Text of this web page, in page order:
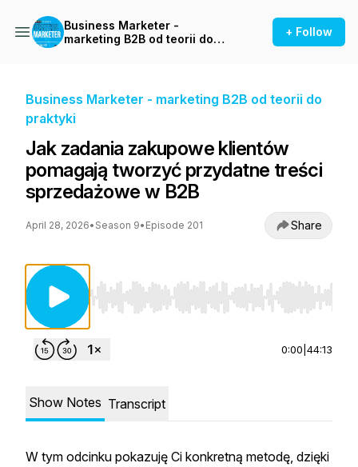
Business Marketer -
marketing B2B od teorii do
+ Follow
Business Marketer - marketing B2B od teorii do
praktyki
Jak zadania zakupowe klientów
pomagają tworzyć przydatne treści
sprzedażowe w B2B
April 28, 2026• Season 9• Episode 201 Share
Use Left/Right to seek, Home/End to jump to
0:00 44:13
Show Notes Transcript
W tym odcinku pokazuję Ci konkretną metodę, dzięki